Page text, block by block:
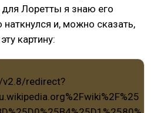
Лоретты я знаю его
наткнулся и, можно сказать,
картину: